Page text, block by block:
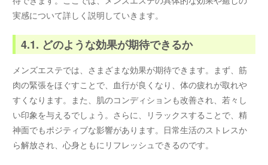
実感について詳しく説明していきます。
4.1. どのような効果が期待できるか
メンズエステでは、さまざまな効果が期待できます。まず、筋
肉の緊張をほぐすことで、血行が良くなり、体の疲れが取れや
すくなります。また、肌のコンディションも改善され、若々し
い印象を与えるでしょう。さらに、リラックスすることで、精
神面でもポジティブな影響があります。日常生活のストレスか
ら解放され、心身ともにリフレッシュできるのです。